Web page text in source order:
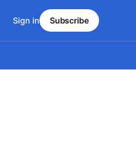
Sign in Subscribe